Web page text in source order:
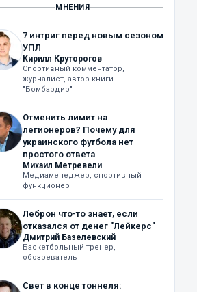
МНЕНИЯ
7 интриг перед новым сезоном
УПЛ
Кирилл Круторогов
Спортивный комментатор,
журналист, автор книги
"Бомбардир"
Отменить лимит на
легионеров? Почему для
украинского футбола нет
простого ответа
Михаил Метревели
Медиаменеджер, спортивный
функционер
Леброн что-то знает, если
отказался от денег "Лейкерс"
Дмитрий Базелевский
Баскетбольный тренер,
обозреватель
Свет в конце тоннеля: